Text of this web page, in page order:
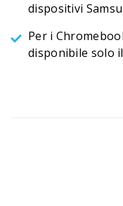
dispositivi
Per i
disponibile solo